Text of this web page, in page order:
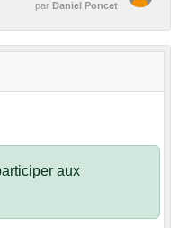
par Daniel Poncet
aux